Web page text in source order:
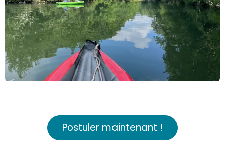
Postuler maintenant !